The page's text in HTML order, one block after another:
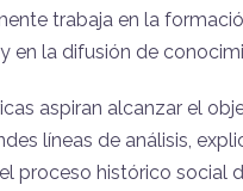
trabaja en la
en la difusión de
aspiran alcanzar el
líneas de análisis,
proceso histórico social